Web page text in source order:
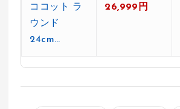
ココット ラ
ウンド
24cm…
26,999円